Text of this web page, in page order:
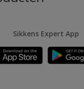
Sikkens Expert App